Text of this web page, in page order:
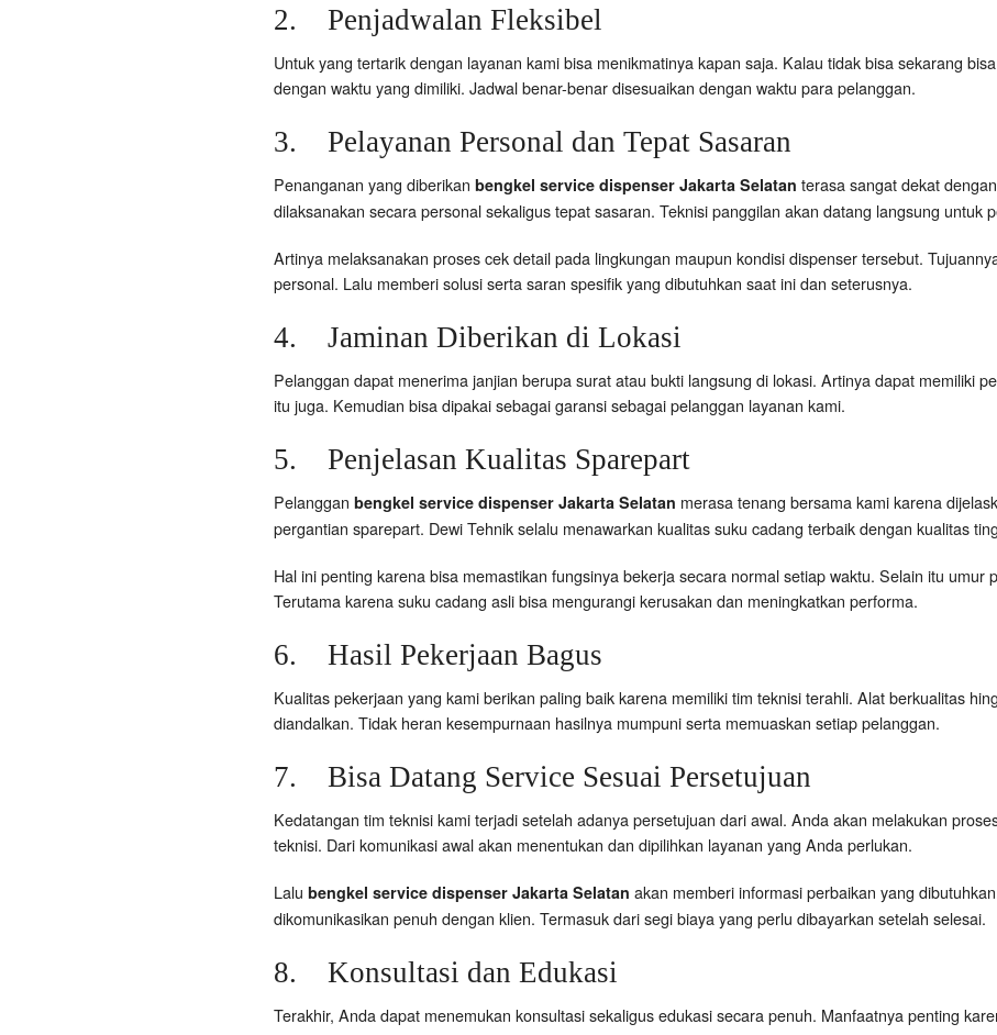
2. Penjadwalan Fleksibel
Untuk yang tertarik dengan layanan kami bisa menikmatinya kapan saja. Kalau tidak bisa sekarang
dengan waktu yang dimiliki. Jadwal benar-benar disesuaikan dengan waktu para pelanggan.
3. Pelayanan Personal dan Tepat Sasaran
Penanganan yang diberikan bengkel service dispenser Jakarta Selatan terasa sangat dekat
dilaksanakan secara personal sekaligus tepat sasaran. Teknisi panggilan akan datang langsung untuk
Artinya melaksanakan proses cek detail pada lingkungan maupun kondisi dispenser tersebut.
personal. Lalu memberi solusi serta saran spesifik yang dibutuhkan saat ini dan seterusnya.
4. Jaminan Diberikan di Lokasi
Pelanggan dapat menerima janjian berupa surat atau bukti langsung di lokasi. Artinya dapat memiliki
itu juga. Kemudian bisa dipakai sebagai garansi sebagai pelanggan layanan kami.
5. Penjelasan Kualitas Sparepart
Pelanggan bengkel service dispenser Jakarta Selatan merasa tenang bersama kami karena
pergantian sparepart. Dewi Tehnik selalu menawarkan kualitas suku cadang terbaik dengan kualitas
Hal ini penting karena bisa memastikan fungsinya bekerja secara normal setiap waktu. Selain itu umur
Terutama karena suku cadang asli bisa mengurangi kerusakan dan meningkatkan performa.
6. Hasil Pekerjaan Bagus
Kualitas pekerjaan yang kami berikan paling baik karena memiliki tim teknisi terahli. Alat berkualitas
diandalkan. Tidak heran kesempurnaan hasilnya mumpuni serta memuaskan setiap pelanggan.
7. Bisa Datang Service Sesuai Persetujuan
Kedatangan tim teknisi kami terjadi setelah adanya persetujuan dari awal. Anda akan melakukan
teknisi. Dari komunikasi awal akan menentukan dan dipilihkan layanan yang Anda perlukan.
Lalu bengkel service dispenser Jakarta Selatan akan memberi informasi perbaikan yang
dikomunikasikan penuh dengan klien. Termasuk dari segi biaya yang perlu dibayarkan setelah selesai.
8. Konsultasi dan Edukasi
Terakhir, Anda dapat menemukan konsultasi sekaligus edukasi secara penuh. Manfaatnya penting